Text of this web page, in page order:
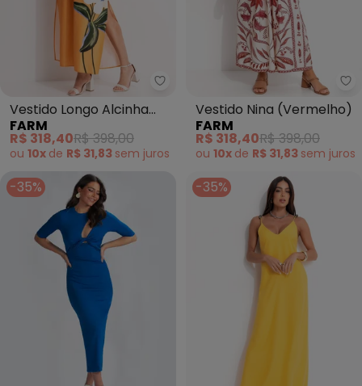
Farm - Vestido Longo Alcinha
Vestido Longo Alcinha
Buquê (Laranja)
FARM
R$ 318,40R$ 398,00
ou 10x de R$ 31,83 sem juros
Vestido Nina (Vermelho)
FARM
R$ 318,40R$ 398,00
ou 10x de R$ 31,83 sem juros
-35% -35%